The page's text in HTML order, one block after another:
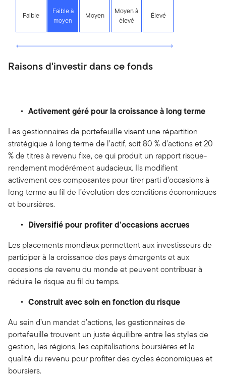
Faible
Faible à
moyen
Moyen
Moyen à
élevé
Élevé
Raisons d'investir dans ce fonds
Activement géré pour la croissance à long terme
Les gestionnaires de portefeuille visent une répartition
stratégique à long terme de l’actif, soit 80 % d’actions et 20
% de titres à revenu fixe, ce qui produit un rapport risque-
rendement modérément audacieux. Ils modifient
activement ces composantes pour tirer parti d’occasions à
long terme au fil de l’évolution des conditions économiques
et boursières.
Diversifié pour profiter d’occasions accrues
Les placements mondiaux permettent aux investisseurs de
participer à la croissance des pays émergents et aux
occasions de revenu du monde et peuvent contribuer à
réduire le risque au fil du temps.
Construit avec soin en fonction du risque
Au sein d’un mandat d’actions, les gestionnaires de
portefeuille trouvent un juste équilibre entre les styles de
gestion, les régions, les capitalisations boursières et la
qualité du revenu pour profiter des cycles économiques et
boursiers.